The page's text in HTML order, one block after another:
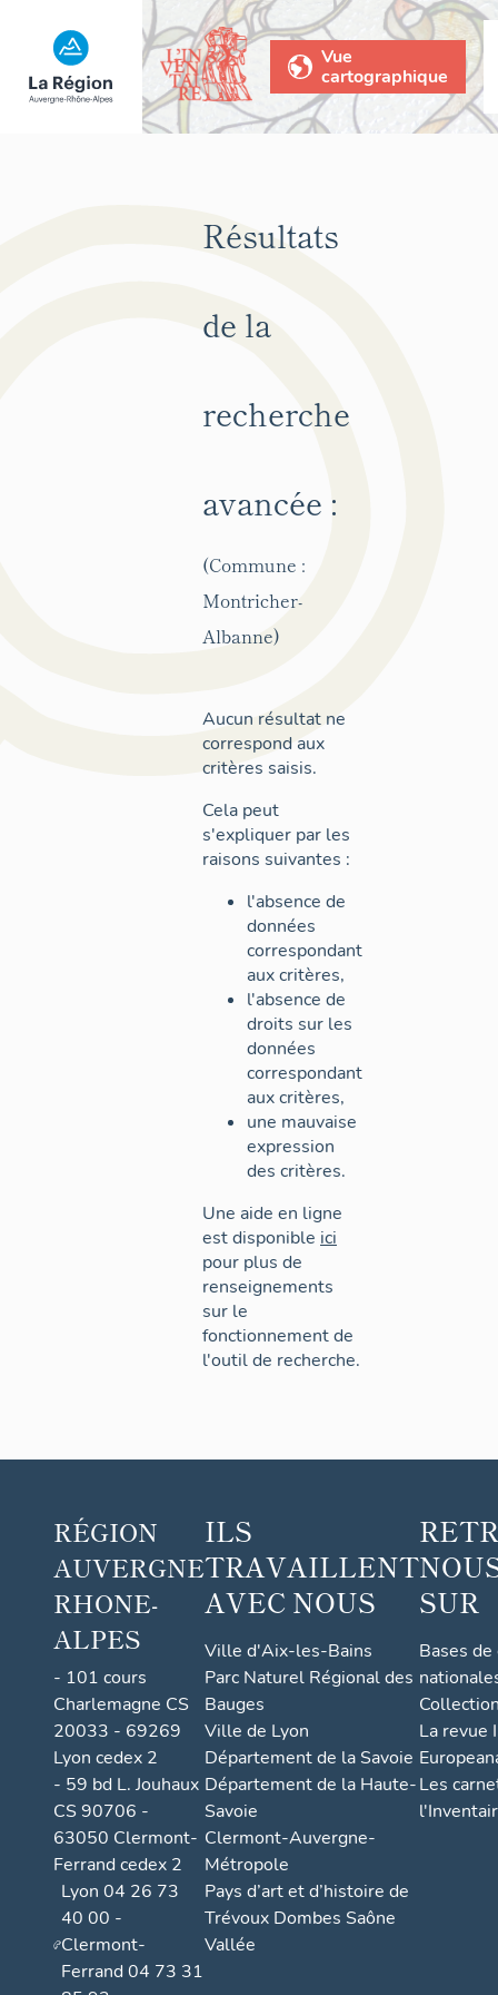
Vue
cartographique
Résultats
de la
recherche
avancée :
(Commune :
Montricher-
Albanne)
Aucun résultat ne
correspond aux
critères saisis.
Cela peut
s'expliquer par les
raisons suivantes :
l'absence de
données
correspondant
aux critères,
l'absence de
droits sur les
données
correspondant
aux critères,
une mauvaise
expression
des critères.
Une aide en ligne
est disponible ici
pour plus de
renseignements
sur le
fonctionnement de
l'outil de recherche.
RÉGION
AUVERGNE
RHONE-
ALPES
- 101 cours
Charlemagne CS
20033 - 69269
Lyon cedex 2
- 59 bd L. Jouhaux
CS 90706 -
63050 Clermont-
Ferrand cedex 2
Lyon 04 26 73
40 00 -
Clermont-
Ferrand 04 73 31
ILS
TRAVAILLENT
AVEC NOUS
Ville d'Aix-les-Bains
Parc Naturel Régional des
Bauges
Ville de Lyon
Département de la Savoie
Département de la Haute-
Savoie
Clermont-Auvergne-
Métropole
Pays d’art et d’histoire de
Trévoux Dombes Saône
Vallée
SUR
Bases
La revue
Les